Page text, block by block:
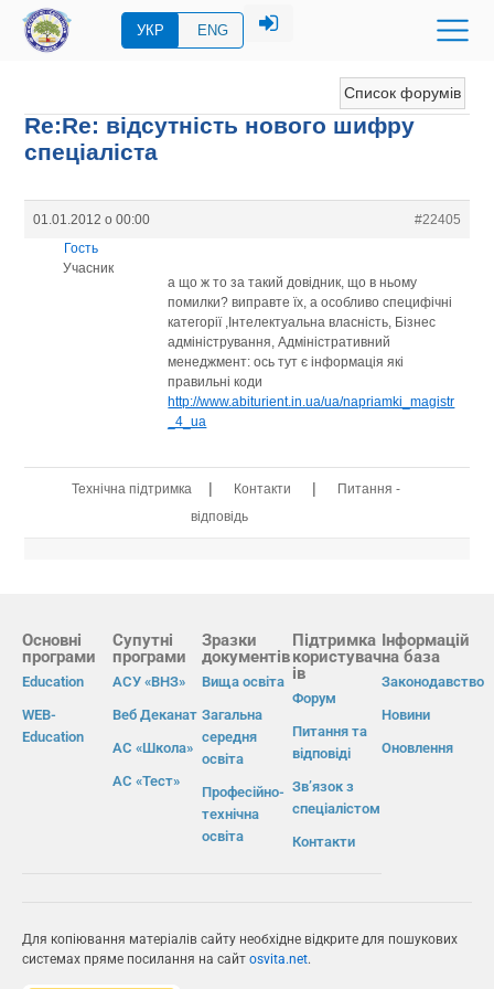
УКР ENG
Список форумів
Re:Re: відсутність нового шифру
спеціаліста
01.01.2012 о 00:00
#22405
Гость
Учасник
а що ж то за такий довідник, що в ньому
помилки? виправте їх, а особливо специфічні
категорії ,Інтелектуальна власність, Бізнес
адміністрування, Адміністративний
менеджмент: ось тут є інформація які
правильні коди
http://www.abiturient.in.ua/ua/napriamki_magistr
_4_ua
Технічна підтримка | Контакти |
Питання -
відповідь
Основні
програми
Education
WEB-
Education
Супутні
програми
АСУ «ВНЗ»
Веб Деканат
АС «Школа»
АС «Тест»
Зразки
документів
Вища освіта
Загальна
середня
освіта
Професійно-
технічна
освіта
Підтримка
користувач
ів
Форум
Питання та
відповіді
Зв’язок з
спеціалістом
Контакти
Інформацій
на база
Законодавство
Новини
Оновлення
Для копіювання матеріалів сайту необхідне відкрите для пошукових
системах пряме посилання на сайт osvita.net.